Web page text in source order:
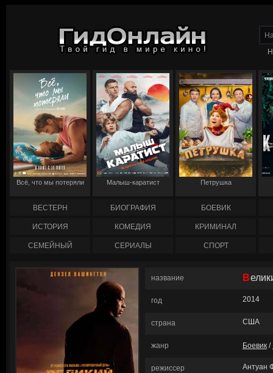
Всё, что мы потеряли Малыш-каратист Петрушка
ВЕСТЕРН БИОГРАФИЯ БОЕВИК
ИСТОРИЯ КОМЕДИЯ КРИМИНАЛ
СЕМЕЙНЫЙ СЕРИАЛЫ СПОРТ
название
год 2014
страна США
жанр Боевик /
режиссер Антуан